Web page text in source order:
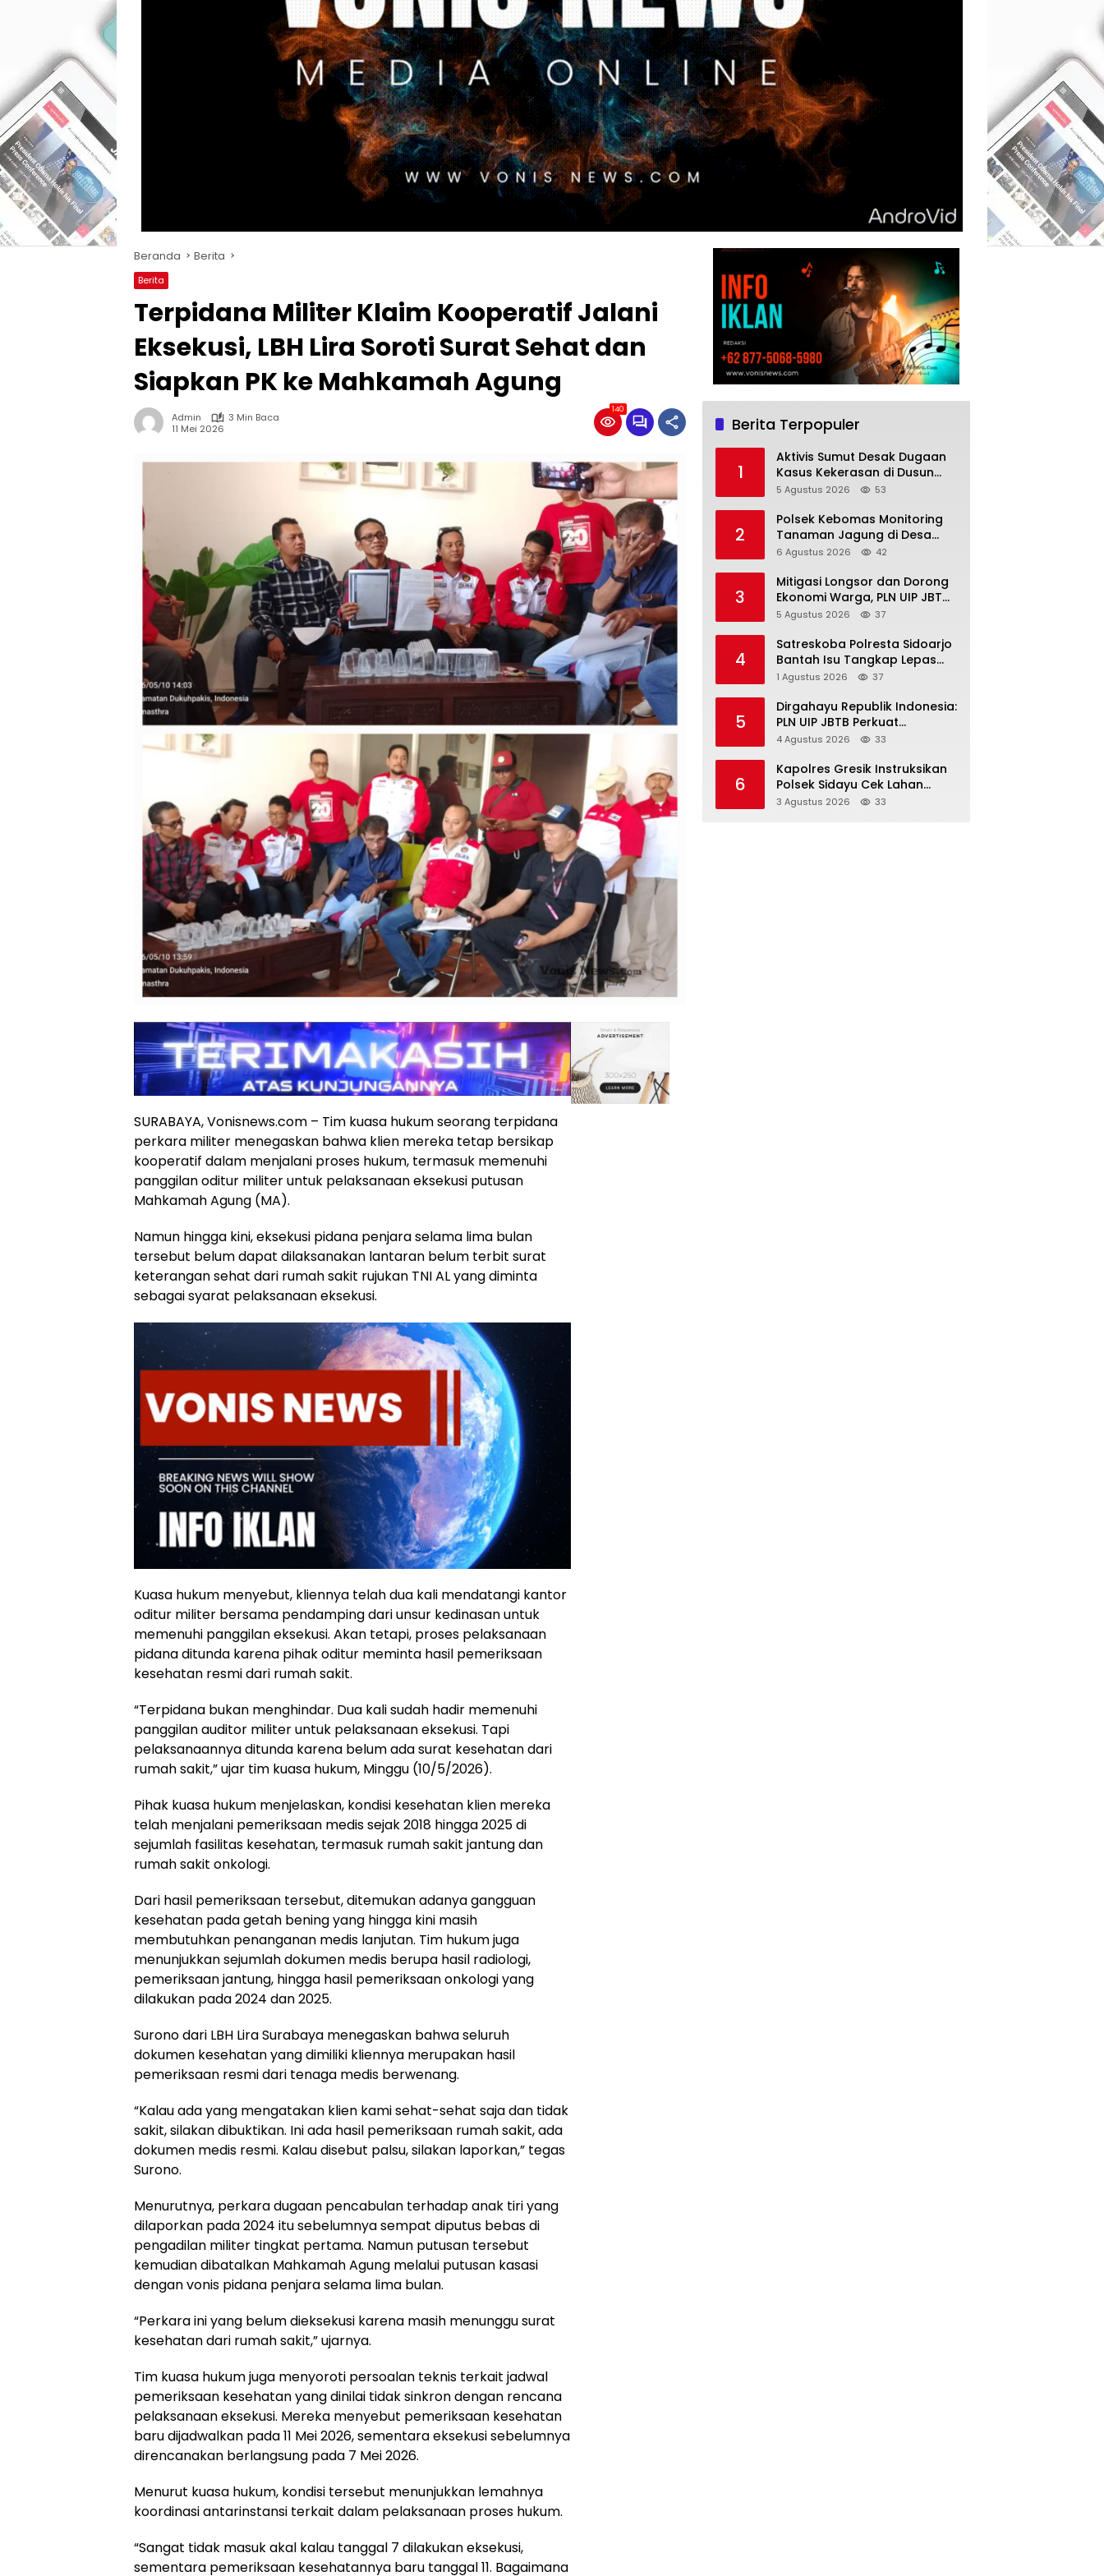
Beranda Berita
Berita
Terpidana Militer Klaim Kooperatif Jalani
Eksekusi, LBH Lira Soroti Surat Sehat dan
Siapkan PK ke Mahkamah Agung
Admin
3 Min Baca
11 Mei 2026
140
SURABAYA, Vonisnews.com – Tim kuasa hukum seorang terpidana
perkara militer menegaskan bahwa klien mereka tetap bersikap
kooperatif dalam menjalani proses hukum, termasuk memenuhi
panggilan oditur militer untuk pelaksanaan eksekusi putusan
Mahkamah Agung (MA).
Namun hingga kini, eksekusi pidana penjara selama lima bulan
tersebut belum dapat dilaksanakan lantaran belum terbit surat
keterangan sehat dari rumah sakit rujukan TNI AL yang diminta
sebagai syarat pelaksanaan eksekusi.
Kuasa hukum menyebut, kliennya telah dua kali mendatangi kantor
oditur militer bersama pendamping dari unsur kedinasan untuk
memenuhi panggilan eksekusi. Akan tetapi, proses pelaksanaan
pidana ditunda karena pihak oditur meminta hasil pemeriksaan
kesehatan resmi dari rumah sakit.
“Terpidana bukan menghindar. Dua kali sudah hadir memenuhi
panggilan auditor militer untuk pelaksanaan eksekusi. Tapi
pelaksanaannya ditunda karena belum ada surat kesehatan dari
rumah sakit,” ujar tim kuasa hukum, Minggu (10/5/2026).
Pihak kuasa hukum menjelaskan, kondisi kesehatan klien mereka
telah menjalani pemeriksaan medis sejak 2018 hingga 2025 di
sejumlah fasilitas kesehatan, termasuk rumah sakit jantung dan
rumah sakit onkologi.
Dari hasil pemeriksaan tersebut, ditemukan adanya gangguan
kesehatan pada getah bening yang hingga kini masih
membutuhkan penanganan medis lanjutan. Tim hukum juga
menunjukkan sejumlah dokumen medis berupa hasil radiologi,
pemeriksaan jantung, hingga hasil pemeriksaan onkologi yang
dilakukan pada 2024 dan 2025.
Surono dari LBH Lira Surabaya menegaskan bahwa seluruh
dokumen kesehatan yang dimiliki kliennya merupakan hasil
pemeriksaan resmi dari tenaga medis berwenang.
“Kalau ada yang mengatakan klien kami sehat-sehat saja dan tidak
sakit, silakan dibuktikan. Ini ada hasil pemeriksaan rumah sakit, ada
dokumen medis resmi. Kalau disebut palsu, silakan laporkan,” tegas
Surono.
Menurutnya, perkara dugaan pencabulan terhadap anak tiri yang
dilaporkan pada 2024 itu sebelumnya sempat diputus bebas di
pengadilan militer tingkat pertama. Namun putusan tersebut
kemudian dibatalkan Mahkamah Agung melalui putusan kasasi
dengan vonis pidana penjara selama lima bulan.
“Perkara ini yang belum dieksekusi karena masih menunggu surat
kesehatan dari rumah sakit,” ujarnya.
Tim kuasa hukum juga menyoroti persoalan teknis terkait jadwal
pemeriksaan kesehatan yang dinilai tidak sinkron dengan rencana
pelaksanaan eksekusi. Mereka menyebut pemeriksaan kesehatan
baru dijadwalkan pada 11 Mei 2026, sementara eksekusi sebelumnya
direncanakan berlangsung pada 7 Mei 2026.
Menurut kuasa hukum, kondisi tersebut menunjukkan lemahnya
koordinasi antarinstansi terkait dalam pelaksanaan proses hukum.
“Sangat tidak masuk akal kalau tanggal 7 dilakukan eksekusi,
sementara pemeriksaan kesehatannya baru tanggal 11. Bagaimana
Berita Terpopuler
1
Aktivis Sumut Desak Dugaan
Kasus Kekerasan di Dusun
Balakka, Desa Gunung
5 Agustus 2026 53
2
Polsek Kebomas Monitoring
Tanaman Jagung di Desa
Kembangan, Perkuat
Nasional
6 Agustus 2026 42
3
Mitigasi Longsor dan Dorong
Ekonomi Warga, PLN UIP JBTB
Salurkan Bantuan Konservasi
Aceh di Banyuwangi
5 Agustus 2026 37
4
Satreskoba Polresta Sidoarjo
Bantah Isu Tangkap Lepas
Delapan Terduga
Porong
1 Agustus 2026 37
5
Dirgahayu Republik Indonesia:
PLN UIP JBTB Perkuat
Kepemimpinan Perempuan
2026
4 Agustus 2026 33
6
Kapolres Gresik Instruksikan
Polsek Sidayu Cek Lahan
Cabai, Perkuat Ketahanan
3 Agustus 2026 33